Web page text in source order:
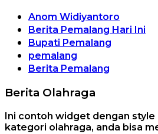
Anom Widiyantoro
Berita Pemalang Hari Ini
Bupati Pemalang
pemalang
Berita Pemalang
Berita Olahraga
Ini contoh widget dengan style
kategori olahraga, anda bisa